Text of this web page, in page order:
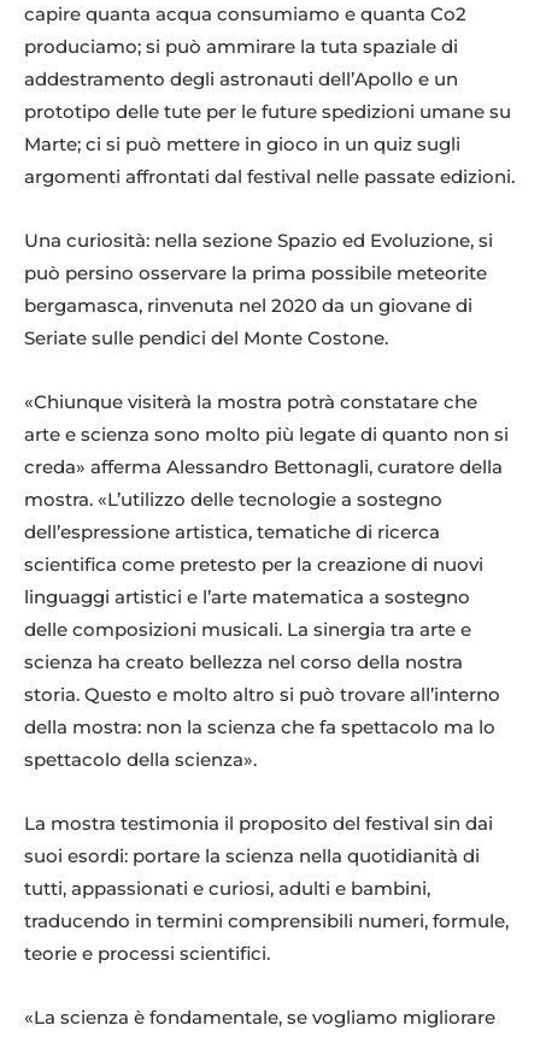
capire quanta acqua consumiamo e quanta Co2
produciamo; si può ammirare la tuta spaziale di
addestramento degli astronauti dell’Apollo e un
prototipo delle tute per le future spedizioni umane su
Marte; ci si può mettere in gioco in un quiz sugli
argomenti affrontati dal festival nelle passate edizioni.
Una curiosità: nella sezione Spazio ed Evoluzione, si
può persino osservare la prima possibile meteorite
bergamasca, rinvenuta nel 2020 da un giovane di
Seriate sulle pendici del Monte Costone.
«Chiunque visiterà la mostra potrà constatare che
arte e scienza sono molto più legate di quanto non si
creda» afferma Alessandro Bettonagli, curatore della
mostra. «L’utilizzo delle tecnologie a sostegno
dell’espressione artistica, tematiche di ricerca
scientifica come pretesto per la creazione di nuovi
linguaggi artistici e l’arte matematica a sostegno
delle composizioni musicali. La sinergia tra arte e
scienza ha creato bellezza nel corso della nostra
storia. Questo e molto altro si può trovare all’interno
della mostra: non la scienza che fa spettacolo ma lo
spettacolo della scienza».
La mostra testimonia il proposito del festival sin dai
suoi esordi: portare la scienza nella quotidianità di
tutti, appassionati e curiosi, adulti e bambini,
traducendo in termini comprensibili numeri, formule,
teorie e processi scientifici.
«La scienza è fondamentale, se vogliamo migliorare